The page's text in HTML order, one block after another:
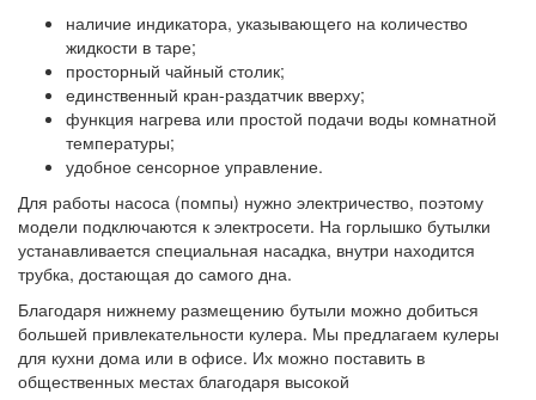
наличие индикатора, указывающего на количество
жидкости в таре;
просторный чайный столик;
единственный кран-раздатчик вверху;
функция нагрева или простой подачи воды комнатной
температуры;
удобное сенсорное управление.
Для работы насоса (помпы) нужно электричество, поэтому
модели подключаются к электросети. На горлышко бутылки
устанавливается специальная насадка, внутри находится
трубка, достающая до самого дна.
Благодаря нижнему размещению бутыли можно добиться
большей привлекательности кулера. Мы предлагаем кулеры
для кухни дома или в офисе. Их можно поставить в
общественных местах благодаря высокой